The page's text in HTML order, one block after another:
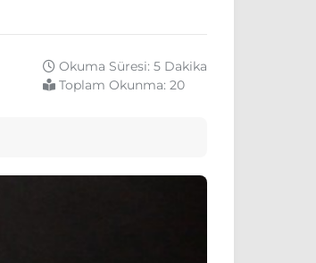
Okuma Süresi: 5 Dakika
Toplam Okunma: 20